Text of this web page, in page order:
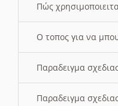
Πώς
O τοπος για να
Παραδειγμα
Παραδειγμα